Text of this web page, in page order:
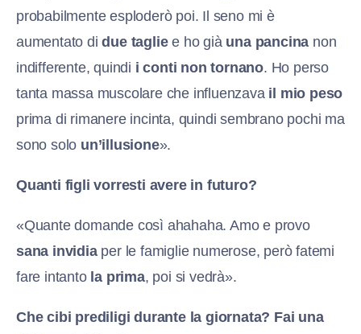
probabilmente esploderò poi. Il seno mi è
aumentato didue tagliee ho già una pancina non
indifferente, quindi i conti non tornano. Ho perso
tanta massa muscolare che influenzava il mio peso
prima di rimanere incinta, quindi sembrano pochi ma
sono solo un’illusione».
Quanti figli vorresti avere in futuro?
«Quante domande così ahahaha. Amo e provo
sana invidiaper le famiglie numerose, però fatemi
fare intanto la prima, poi si vedrà».
Che cibi prediligi durante la giornata? Fai una